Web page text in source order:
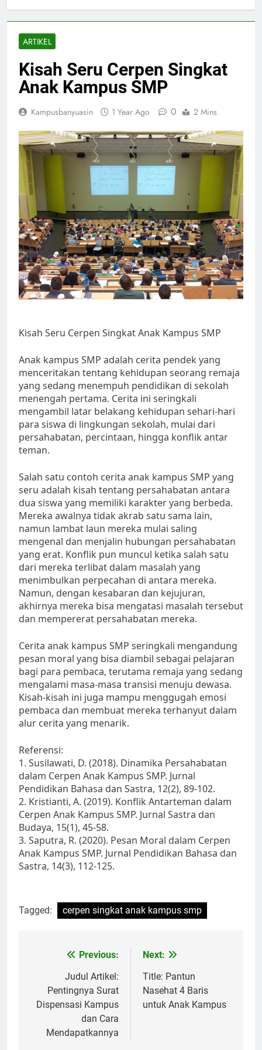
ARTIKEL
Kisah Seru Cerpen Singkat
Anak Kampus SMP
Kampusbanyuasin 1 Year Ago 0 2 Mins
Kisah Seru Cerpen Singkat Anak Kampus SMP
Anak kampus SMP adalah cerita pendek yang
menceritakan tentang kehidupan seorang remaja
yang sedang menempuh pendidikan di sekolah
menengah pertama. Cerita ini seringkali
mengambil latar belakang kehidupan sehari-hari
para siswa di lingkungan sekolah, mulai dari
persahabatan, percintaan, hingga konflik antar
teman.
Salah satu contoh cerita anak kampus SMP yang
seru adalah kisah tentang persahabatan antara
dua siswa yang memiliki karakter yang berbeda.
Mereka awalnya tidak akrab satu sama lain,
namun lambat laun mereka mulai saling
mengenal dan menjalin hubungan persahabatan
yang erat. Konflik pun muncul ketika salah satu
dari mereka terlibat dalam masalah yang
menimbulkan perpecahan di antara mereka.
Namun, dengan kesabaran dan kejujuran,
akhirnya mereka bisa mengatasi masalah tersebut
dan mempererat persahabatan mereka.
Cerita anak kampus SMP seringkali mengandung
pesan moral yang bisa diambil sebagai pelajaran
bagi para pembaca, terutama remaja yang sedang
mengalami masa-masa transisi menuju dewasa.
Kisah-kisah ini juga mampu menggugah emosi
pembaca dan membuat mereka terhanyut dalam
alur cerita yang menarik.
Referensi:
1. Susilawati, D. (2018). Dinamika Persahabatan
dalam Cerpen Anak Kampus SMP. Jurnal
Pendidikan Bahasa dan Sastra, 12(2), 89-102.
2. Kristianti, A. (2019). Konflik Antarteman dalam
Cerpen Anak Kampus SMP. Jurnal Sastra dan
Budaya, 15(1), 45-58.
3. Saputra, R. (2020). Pesan Moral dalam Cerpen
Anak Kampus SMP. Jurnal Pendidikan Bahasa dan
Sastra, 14(3), 112-125.
Tagged: cerpen singkat anak kampus smp
navigation
Previous:
Judul Artikel:
Pentingnya Surat
Dispensasi Kampus
dan Cara
Mendapatkannya
Next:
Title: Pantun
Nasehat 4 Baris
untuk Anak Kampus